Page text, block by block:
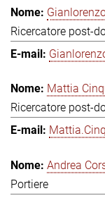
Ricercatore post-
Mattia
Ricercatore post-
Andrea
Portiere